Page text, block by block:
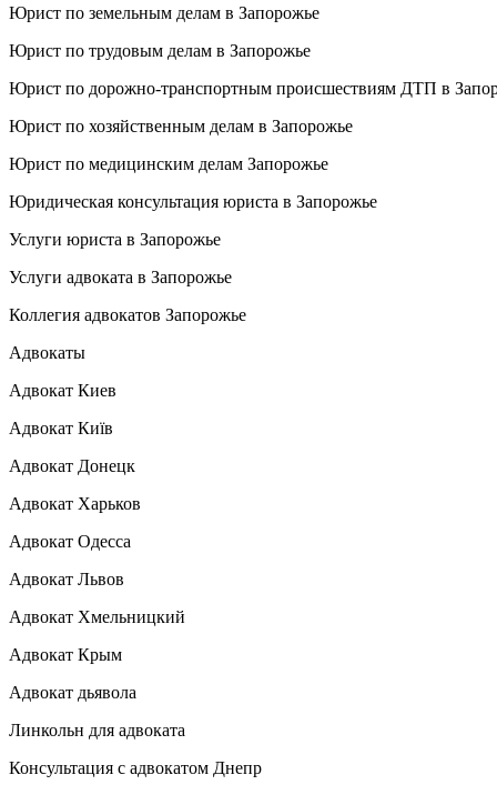
Юрист по земельным делам в Запорожье
Юрист по трудовым делам в Запорожье
Юрист по дорожно-транспортным происшествиям ДТП в
Юрист по хозяйственным делам в Запорожье
Юрист по медицинским делам Запорожье
Юридическая консультация юриста в Запорожье
Услуги юриста в Запорожье
Услуги адвоката в Запорожье
Коллегия адвокатов Запорожье
Адвокаты
Адвокат Киев
Адвокат Київ
Адвокат Донецк
Адвокат Харьков
Адвокат Одесса
Адвокат Львов
Адвокат Хмельницкий
Адвокат Крым
Адвокат дьявола
Линкольн для адвоката
Консультация с адвокатом Днепр